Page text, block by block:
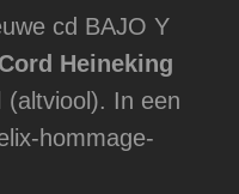
cd BAJO Y
Cord Heineking
(altviool). In een
hommage-